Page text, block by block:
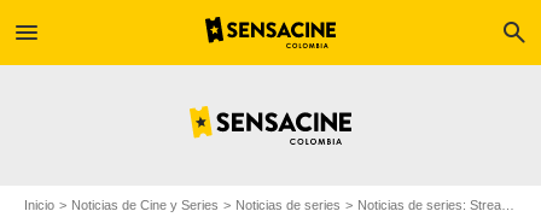
menu search
Inicio Noticias de Cine y Series Noticias de series Noticias de series: Streaming